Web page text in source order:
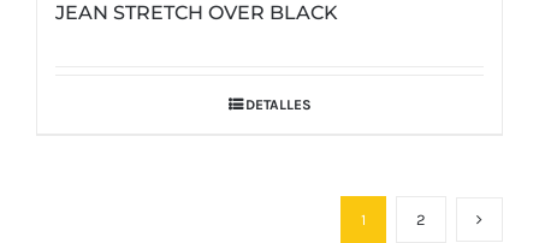
JEAN STRETCH OVER BLACK
DETALLES
1 2